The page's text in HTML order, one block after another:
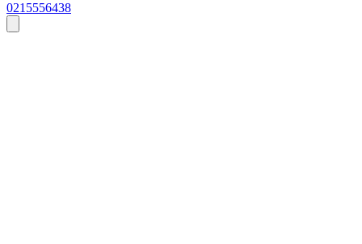
0215556438